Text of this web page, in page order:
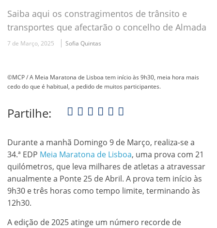
Saiba aqui os constragimentos de trânsito e
transportes que afectarão o concelho de Almada
7 de Março, 2025 Sofia Quintas
©MCP / A Meia Maratona de Lisboa tem início às 9h30, meia hora mais
cedo do que é habitual, a pedido de muitos participantes.
Partilhe:
Durante a manhã Domingo 9 de Março, realiza-se a
34.ª EDP Meia Maratona de Lisboa, uma prova com 21
quilómetros, que leva milhares de atletas a atravessar
anualmente a Ponte 25 de Abril. A prova tem início às
9h30 e três horas como tempo limite, terminando às
12h30.
A edição de 2025 atinge um número recorde de